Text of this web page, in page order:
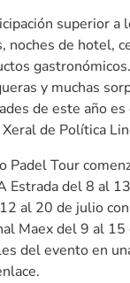
superior
noches de hotel,
y muchas
de este año
de Política
Padel Tour
Estrada del 8 al
al 20 de julio
Maex del 9 al
del evento en